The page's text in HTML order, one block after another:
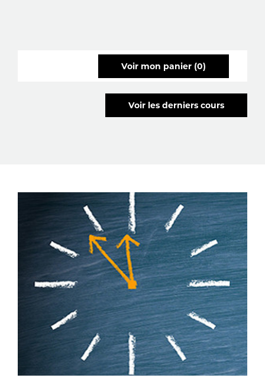
voir mon panier (0)
voir les derniers cours